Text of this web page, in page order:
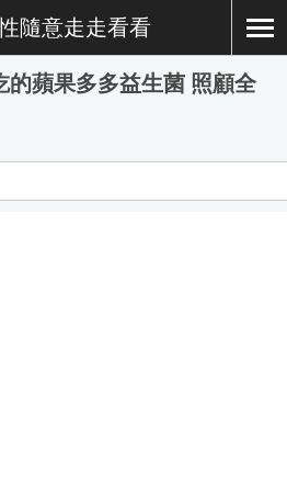
隨意走走看看
的蘋果多多益生菌 照顧全